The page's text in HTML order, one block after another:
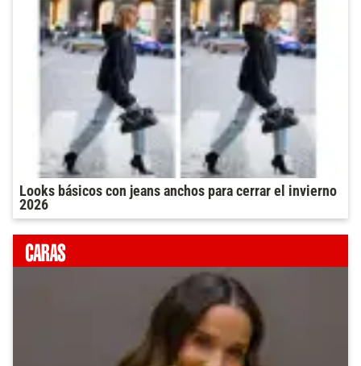
Looks básicos con jeans anchos para cerrar el invierno
2026